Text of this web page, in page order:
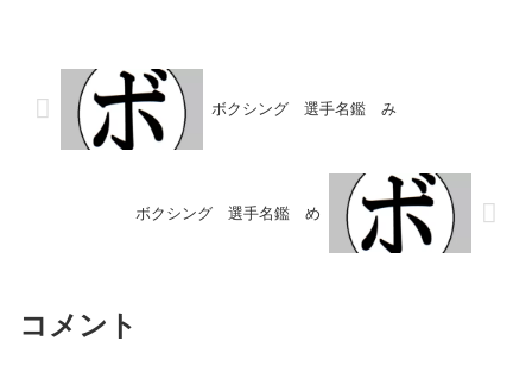
ボクシング 選手名鑑 み
ボクシング 選手名鑑 め
コメント